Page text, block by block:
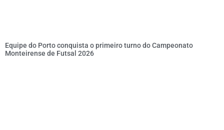
Equipe do Porto conquista o primeiro turno do Campeonato
Monteirense de Futsal 2026